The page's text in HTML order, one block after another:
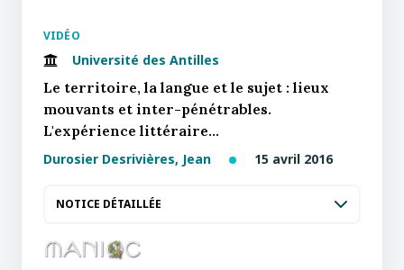
VIDÉO
Université des Antilles
Le territoire, la langue et le sujet : lieux
mouvants et inter-pénétrables.
L'expérience littéraire…
Durosier Desrivières, Jean 15 avril 2016
NOTICE DÉTAILLÉE